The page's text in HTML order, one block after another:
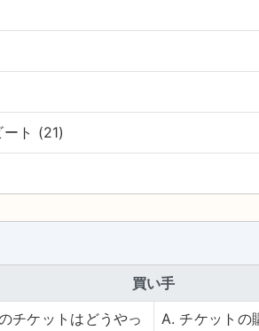
ト (21)
買い手
チケットはどうやっ
A. チケットの